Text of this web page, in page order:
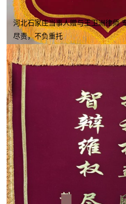
河北石家庄当事人赠与王卫洲律师
尽责，不负重托